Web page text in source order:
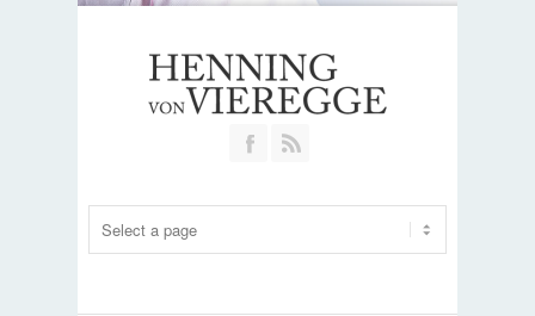
Join our Facebook Group